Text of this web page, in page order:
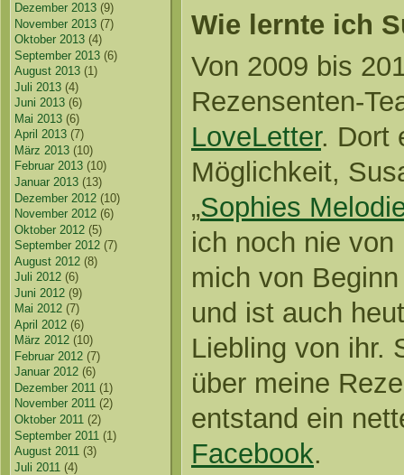
Dezember 2013 (9)
November 2013 (7)
Oktober 2013 (4)
September 2013 (6)
August 2013 (1)
Juli 2013 (4)
Juni 2013 (6)
Mai 2013 (6)
April 2013 (7)
März 2013 (10)
Februar 2013 (10)
Januar 2013 (13)
Dezember 2012 (10)
November 2012 (6)
Oktober 2012 (5)
September 2012 (7)
August 2012 (8)
Juli 2012 (6)
Juni 2012 (9)
Mai 2012 (7)
April 2012 (6)
März 2012 (10)
Februar 2012 (7)
Januar 2012 (6)
Dezember 2011 (1)
November 2011 (2)
Oktober 2011 (2)
September 2011 (1)
August 2011 (3)
Juli 2011 (4)
Wie lernte ich
Von 2009 bis
Rezensenten-
LoveLetter. Dort
Möglichkeit,
„Sophies
ich noch nie
mich von
und ist auch
Liebling von ihr.
über meine
entstand ein
Facebook.